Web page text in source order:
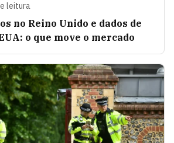
leitura
no Reino Unido e dados de
o que move o mercado